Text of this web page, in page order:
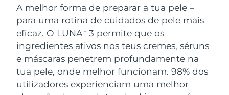
A melhor forma de preparar a tua pele –
para uma rotina de cuidados de pele mais
eficaz. O LUNATM
3 permite que os
ingredientes ativos nos teus cremes, séruns
e máscaras penetrem profundamente na
tua pele, onde melhor funcionam. 98% dos
utilizadores experienciam uma melhor